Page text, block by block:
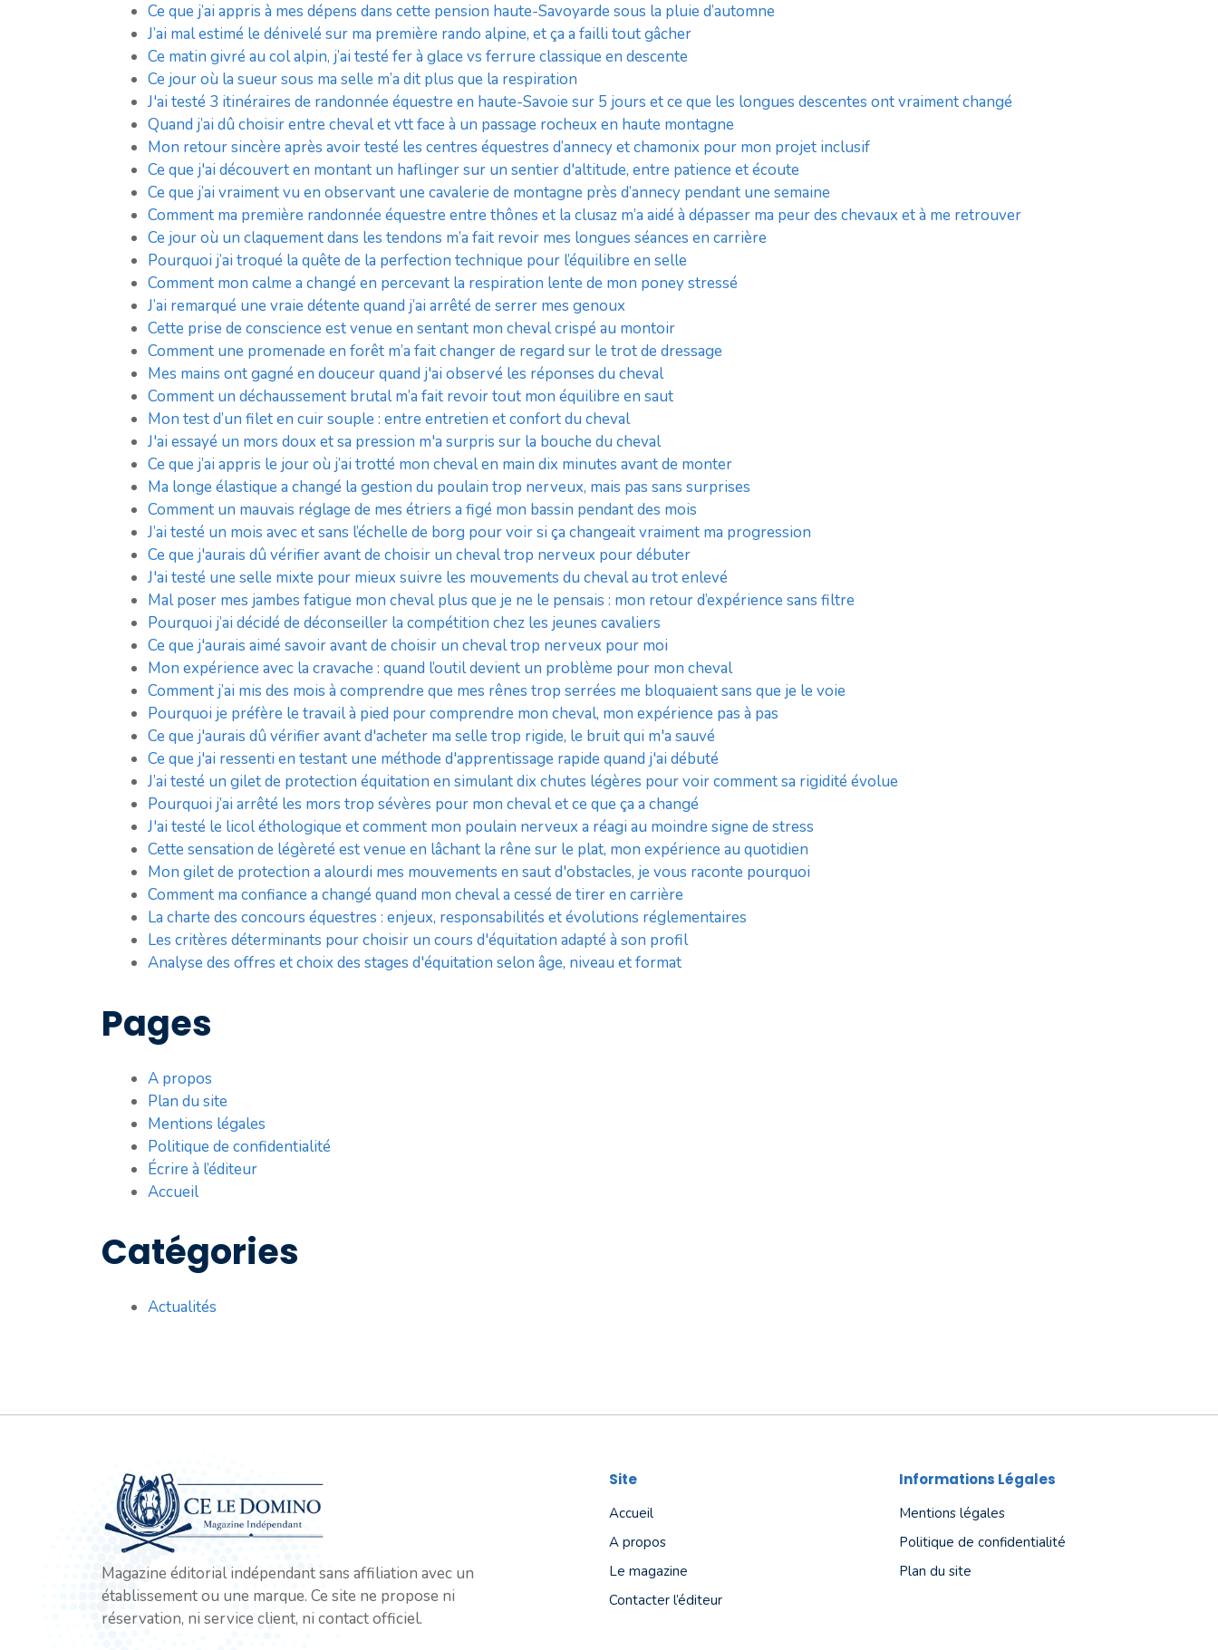
Ce que j’ai appris à mes dépens dans cette pension haute-Savoyarde sous la pluie d’automne
J’ai mal estimé le dénivelé sur ma première rando alpine, et ça a failli tout gâcher
Ce matin givré au col alpin, j’ai testé fer à glace vs ferrure classique en descente
Ce jour où la sueur sous ma selle m’a dit plus que la respiration
J'ai testé 3 itinéraires de randonnée équestre en haute-Savoie sur 5 jours et ce que les longues descentes ont vraiment changé
Quand j’ai dû choisir entre cheval et vtt face à un passage rocheux en haute montagne
Mon retour sincère après avoir testé les centres équestres d’annecy et chamonix pour mon projet inclusif
Ce que j'ai découvert en montant un haflinger sur un sentier d'altitude, entre patience et écoute
Ce que j’ai vraiment vu en observant une cavalerie de montagne près d’annecy pendant une semaine
Comment ma première randonnée équestre entre thônes et la clusaz m’a aidé à dépasser ma peur des chevaux et à me retrouver
Ce jour où un claquement dans les tendons m’a fait revoir mes longues séances en carrière
Pourquoi j’ai troqué la quête de la perfection technique pour l’équilibre en selle
Comment mon calme a changé en percevant la respiration lente de mon poney stressé
J’ai remarqué une vraie détente quand j’ai arrêté de serrer mes genoux
Cette prise de conscience est venue en sentant mon cheval crispé au montoir
Comment une promenade en forêt m’a fait changer de regard sur le trot de dressage
Mes mains ont gagné en douceur quand j'ai observé les réponses du cheval
Comment un déchaussement brutal m’a fait revoir tout mon équilibre en saut
Mon test d’un filet en cuir souple : entre entretien et confort du cheval
J'ai essayé un mors doux et sa pression m'a surpris sur la bouche du cheval
Ce que j’ai appris le jour où j’ai trotté mon cheval en main dix minutes avant de monter
Ma longe élastique a changé la gestion du poulain trop nerveux, mais pas sans surprises
Comment un mauvais réglage de mes étriers a figé mon bassin pendant des mois
J’ai testé un mois avec et sans l’échelle de borg pour voir si ça changeait vraiment ma progression
Ce que j'aurais dû vérifier avant de choisir un cheval trop nerveux pour débuter
J'ai testé une selle mixte pour mieux suivre les mouvements du cheval au trot enlevé
Mal poser mes jambes fatigue mon cheval plus que je ne le pensais : mon retour d’expérience sans filtre
Pourquoi j’ai décidé de déconseiller la compétition chez les jeunes cavaliers
Ce que j'aurais aimé savoir avant de choisir un cheval trop nerveux pour moi
Mon expérience avec la cravache : quand l’outil devient un problème pour mon cheval
Comment j’ai mis des mois à comprendre que mes rênes trop serrées me bloquaient sans que je le voie
Pourquoi je préfère le travail à pied pour comprendre mon cheval, mon expérience pas à pas
Ce que j'aurais dû vérifier avant d'acheter ma selle trop rigide, le bruit qui m'a sauvé
Ce que j'ai ressenti en testant une méthode d'apprentissage rapide quand j'ai débuté
J’ai testé un gilet de protection équitation en simulant dix chutes légères pour voir comment sa rigidité évolue
Pourquoi j’ai arrêté les mors trop sévères pour mon cheval et ce que ça a changé
J'ai testé le licol éthologique et comment mon poulain nerveux a réagi au moindre signe de stress
Cette sensation de légèreté est venue en lâchant la rêne sur le plat, mon expérience au quotidien
Mon gilet de protection a alourdi mes mouvements en saut d'obstacles, je vous raconte pourquoi
Comment ma confiance a changé quand mon cheval a cessé de tirer en carrière
La charte des concours équestres : enjeux, responsabilités et évolutions réglementaires
Les critères déterminants pour choisir un cours d'équitation adapté à son profil
Analyse des offres et choix des stages d'équitation selon âge, niveau et format
Pages
A propos
Plan du site
Mentions légales
Politique de confidentialité
Écrire à l’éditeur
Accueil
Catégories
Actualités
Magazine éditorial indépendant sans affiliation avec un
établissement ou une marque. Ce site ne propose ni
réservation, ni service client, ni contact officiel.
Site
Accueil
A propos
Le magazine
Contacter l’éditeur
Informations Légales
Mentions légales
Politique de confidentialité
Plan du site